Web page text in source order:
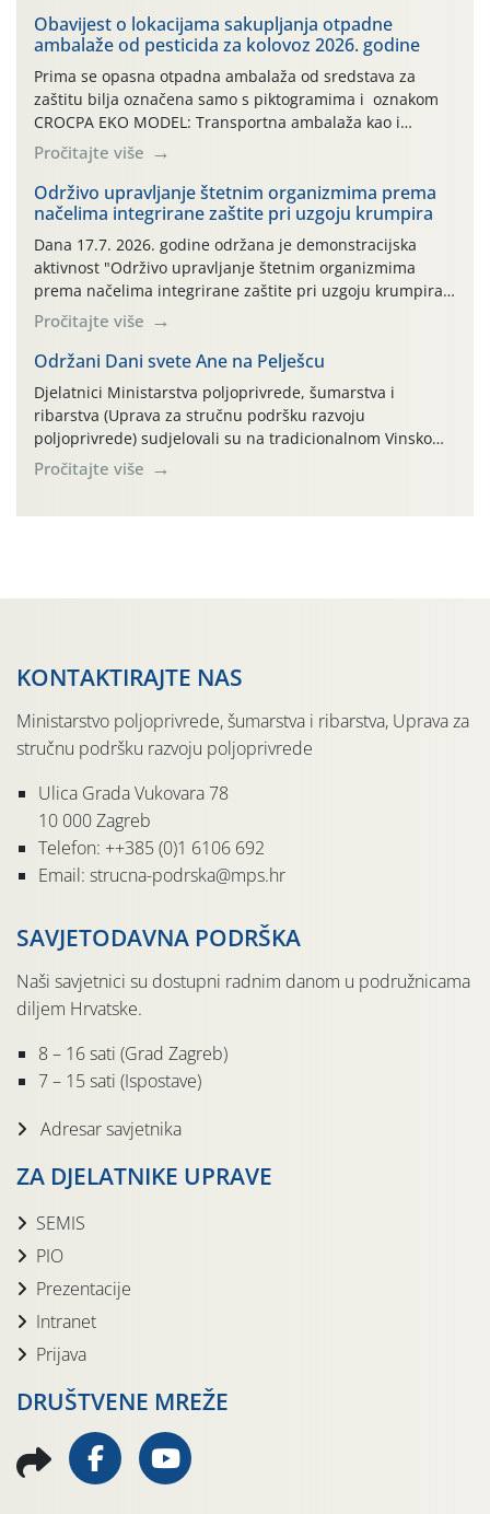
Obavijest o lokacijama sakupljanja otpadne
ambalaže od pesticida za kolovoz 2026. godine
Prima se opasna otpadna ambalaža od sredstava za
zaštitu bilja označena samo s piktogramima i oznakom
CROCPA EKO MODEL: Transportna ambalaža kao i
ambalaža drugih proizvoda koji nisu sredstva za zaštitu
bilja (npr. ambalaža od mineralnih gnojiva,) se ne
prihvaća. Korisnicima je osiguran besplatni povrat
prazne ambalaže isključivo ovih tvrtki: AGROCHEM-MAKS,
AGRONOM, ALBAUGH TKI* (PINUS […]
Pročitajte više
Održivo upravljanje štetnim organizmima prema
načelima integrirane zaštite pri uzgoju krumpira
Dana 17.7. 2026. godine održana je demonstracijska
aktivnost "Održivo upravljanje štetnim organizmima
prema načelima integrirane zaštite pri uzgoju krumpira"
na pokusnom polju "Poredje", kraj naselja Belica (ARKOD
parcela ID 2445031) (središnji dio Međimurske županije).
Pročitajte više
Održani Dani svete Ane na Pelješcu
Djelatnici Ministarstva poljoprivrede, šumarstva i
ribarstva (Uprava za stručnu podršku razvoju
poljoprivrede) sudjelovali su na tradicionalnom Vinskom
forumu, održanom 24.07.2026. godine u Domu vinarske
tradicije u Putnikovićima na poluotoku Pelješcu, u
Pročitajte više
KONTAKTIRAJTE NAS
Ministarstvo poljoprivrede, šumarstva i ribarstva, Uprava za
stručnu podršku razvoju poljoprivrede
Ulica Grada Vukovara 78
10 000 Zagreb
Telefon: ++385 (0)1 6106 692
Email: strucna-podrska@mps.hr
SAVJETODAVNA PODRŠKA
Naši savjetnici su dostupni radnim danom u podružnicama
diljem Hrvatske.
8 – 16 sati (Grad Zagreb)
7 – 15 sati (Ispostave)
Adresar savjetnika
ZA DJELATNIKE UPRAVE
SEMIS
PIO
Prezentacije
Intranet
Prijava
DRUŠTVENE MREŽE